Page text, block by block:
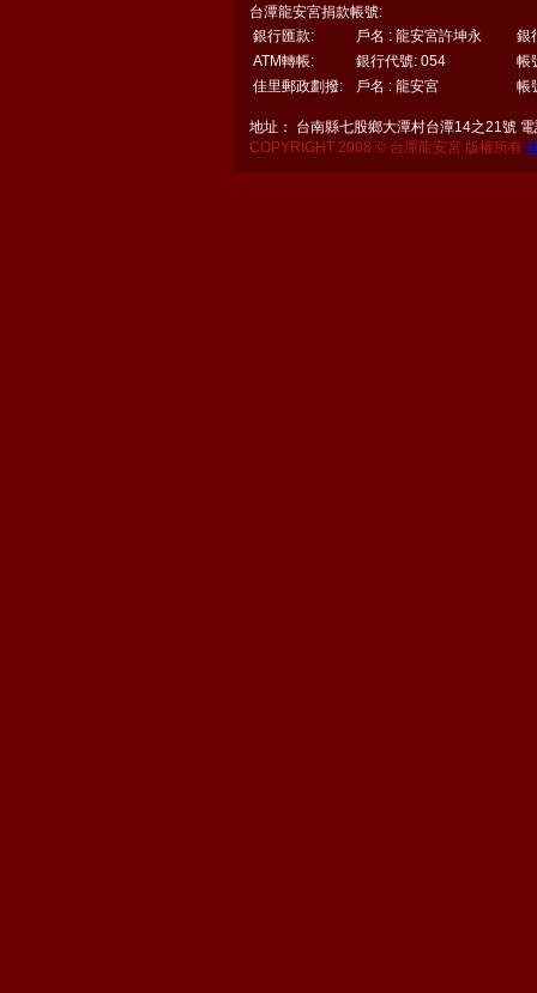
台潭龍安宮捐款帳號:
銀行匯款:
戶名 : 龍安宮許坤永
銀
ATM轉帳:
銀行代號: 054
帳
佳里郵政劃撥:
戶名 : 龍安宮 帳
地址： 台南縣七股鄉大潭村台潭14之21號
COPYRIGHT 2008 © 台潭龍安宮 版權所有